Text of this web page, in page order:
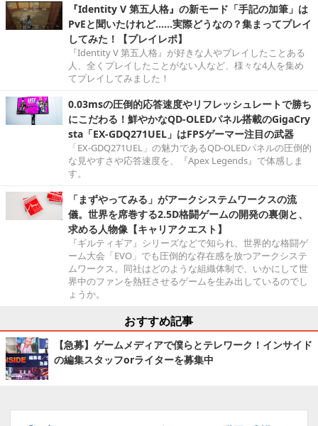
『Identity V 第五人格』の新モード「手記の加筆」は
PvEと聞いたけれど……実際どうなの？集まってプレイ
してみた！【プレイレポ】
『Identity V 第五人格』が好きな人やプレイしたことある
人、全くプレイしたことがない人など、様々な4人を集め
てプレイしてみました！
0.03msの圧倒的応答速度やリフレッシュレートで勝ち
にこだわる！鮮やかなQD-OLEDパネル搭載のGigaCry
sta「EX-GDQ271UEL」はFPSゲーマー注目の武器
「EX-GDQ271UEL」の魅力であるQD-OLEDパネルの圧倒的
な見やすさや応答速度を、『Apex Legends』で体感しま
す。
「まずやってみる」がアークシステムワークスの流
儀。世界を席巻する2.5D格闘ゲームの開発の裏側と、
求める人物像【キャリアクエスト】
『ギルティギア』シリーズなどで知られ、世界的な格闘ゲ
ーム大会「EVO」でも圧倒的な存在感を放つアークシステ
ムワークス。同社はどのような組織体制で、いかにして世
界中のファンを熱狂させるゲームを生み出しているのでし
ょうか。
おすすめ記事
【急募】ゲームメディアで僕らとテレワーク！インサイド
の編集スタッフorライターを募集中